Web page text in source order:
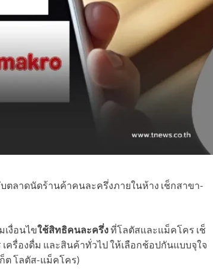
ตลาดนัดร้านค้าคนละครึ่งภายในห้าง เช็กสาขา-
เงื่อนไขใช้สิทธิคนละครึ่งที่โลตัสและแม็คโคร เช็
ครื่องดื่ม และสินค้าทั่วไป ให้เลือกช้อปกันแบบจุใจ
ต โลตัส-แม็คโคร)